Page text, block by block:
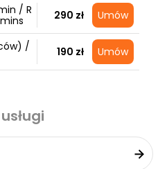
/ R
290 zł Umów
/
190 zł Umów